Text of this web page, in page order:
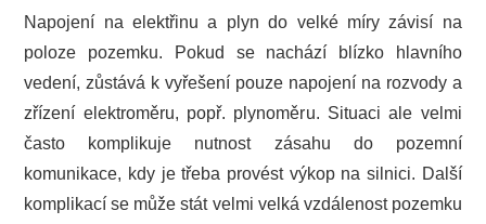
Napojení na elektřinu a plyn do velké míry závisí na
poloze pozemku. Pokud se nachází blízko hlavního
vedení, zůstává k vyřešení pouze napojení na rozvody a
zřízení elektroměru, popř. plynoměru. Situaci ale velmi
často komplikuje nutnost zásahu do pozemní
komunikace, kdy je třeba provést výkop na silnici. Další
komplikací se může stát velmi velká vzdálenost pozemku